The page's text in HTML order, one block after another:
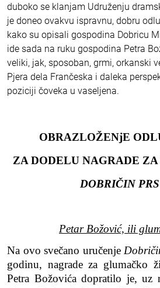
duboko se klanjam Udruženju
je doneo ovakvu ispravnu, dobru
kako su opisali gospodina Dobricu
ide sada na ruku gospodina Petra
veliki, jak, sposoban, grmi, orkanski
Pjera dela Frančeska i daleka
poziciji čoveka u vaseljena.
OBRAZLOŽENjE
ZA DODELU NAGRADE
DOBRIČIN
Petar Božović, ili
Na ovo svečano uručenje
godinu, nagrade za glumačko
Petra Božovića dopratilo je, uz